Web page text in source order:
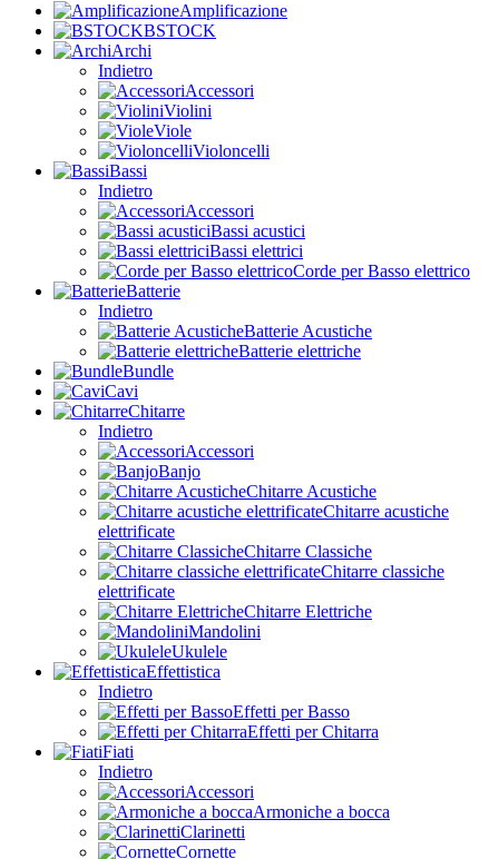
Amplificazione
BSTOCK
Archi
Indietro
Accessori
Violini
Viole
Violoncelli
Bassi
Indietro
Accessori
Bassi acustici
Bassi elettrici
Corde per Basso elettrico
Batterie
Indietro
Batterie Acustiche
Batterie elettriche
Bundle
Cavi
Chitarre
Indietro
Accessori
Banjo
Chitarre Acustiche
Chitarre acustiche
elettrificate
Chitarre Classiche
Chitarre classiche
elettrificate
Chitarre Elettriche
Mandolini
Ukulele
Effettistica
Indietro
Effetti per Basso
Effetti per Chitarra
Fiati
Indietro
Accessori
Armoniche a bocca
Clarinetti
Cornette